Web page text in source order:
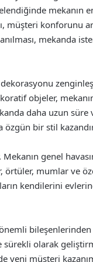
mekanın
müşteri konforunu
mekanda
objeler,
daha uzun
özgün bir stil
genel
örtüler, mumlar ve
kendilerini
olarak
müşteri